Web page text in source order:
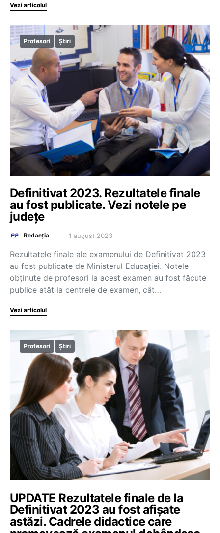
Vezi articolul
Profesori Știri
Definitivat 2023. Rezultatele finale
au fost publicate. Vezi notele pe
județe
Redacția 1 august 2023
Rezultatele finale ale examenului de Definitivat 2023
au fost publicate de Ministerul Educației. Notele
obținute de profesori la acest examen au fost făcute
publice atât la centrele de examen, cât…
Vezi articolul
Profesori Știri
UPDATE Rezultatele finale de la
Definitivat 2023 au fost afișate
astăzi. Cadrele didactice care